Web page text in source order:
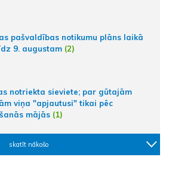
pašvaldības notikumu plāns laikā
9. augustam (2)
notriekta sieviete; par gūtajām
viņa "apjautusi" tikai pēc
mājās (1)
skatīt nākošo